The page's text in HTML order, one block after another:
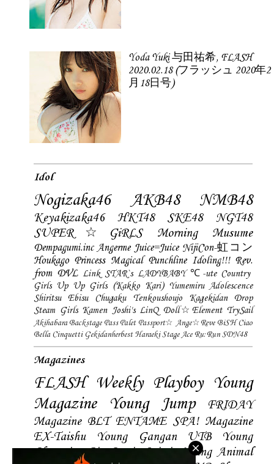
Yoda Yuki 与田祐希, FLASH
2020.02.18 (フラッシュ 2020年2
月18日号)
Idol
Nogizaka46 AKB48 NMB48
Keyakizaka46 HKT48 SKE48
NGT48
SUPER☆GiRLS
Morning Musume
Dempagumi.inc Angerme Juice=Juice NijiCon-虹コン
Houkago Princess Magical Punchline Idoling!!! Rev.
from DVL Link STAR`s LADYBABY ℃-ute Country
Girls Up Up Girls (Kakko Kari) Yumemiru Adolescence
Shiritsu Ebisu Chugaku
Tenkoushoujo Kagekidan
Drop
Steam Girls Kamen Joshi's LinQ Doll☆Element TrySail
Akihabara Backstage Pass Palet Passport☆ Ange☆Reve BiSH Ciao
Bella Cinquetti Gekidanherbest Haraeki Stage Ace Ru:Run SDN48
Magazines
FLASH Weekly Playboy Young
Magazine
Young Jump
FRIDAY
Magazine BLT ENTAME SPA! Magazine
EX-Taishu
Young Gangan UTB
Young
Champion Big Comic Spirtis Young Animal